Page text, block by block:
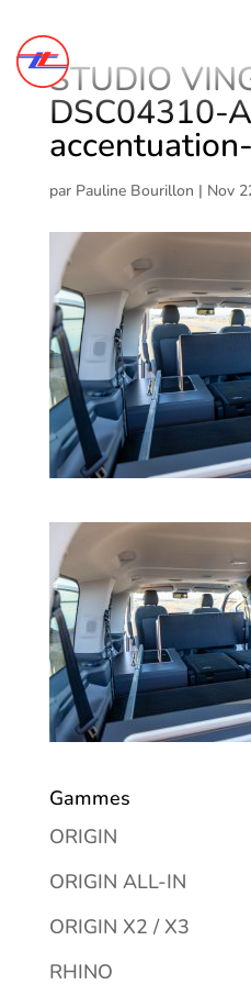
STUDIO
DSC04310-
par Pauline Bourillon | Nov
Gammes
ORIGIN
ORIGIN ALL-IN
ORIGIN X2 / X3
RHINO